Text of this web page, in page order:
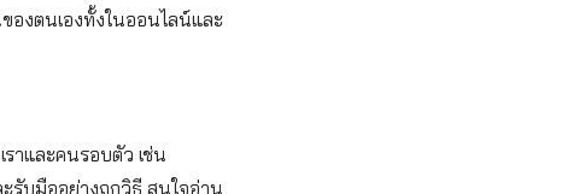
องตนเองทั้งในออนไลน์และ
าและคนรอบตัว เช่น
รับมืออย่างถูกวิธี สนใจอ่าน